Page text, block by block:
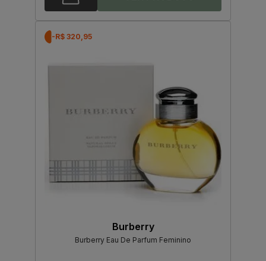
-R$ 320,95
Burberry
Burberry Eau De Parfum Feminino